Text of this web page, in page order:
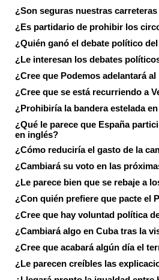
¿Son seguras nuestras
¿Es partidario de prohibir los
¿Quién ganó el debate político
¿Le interesan los debates
¿Cree que Podemos adelantará
¿Cree que se está recurriendo a
¿Prohibiría la bandera estelada
¿Qué le parece que España
en inglés?
¿Cómo reduciría el gasto de la
¿Cambiará su voto en las
¿Le parece bien que se rebaje a
¿Con quién prefiere que pacte el
¿Cree que hay voluntad política
¿Cambiará algo en Cuba tras la
¿Cree que acabará algún día el
¿Le parecen creíbles las